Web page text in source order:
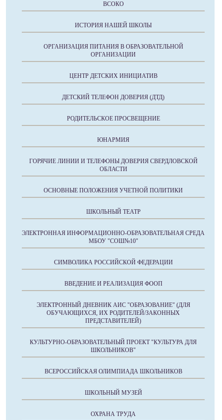
ВСОКО
ИСТОРИЯ НАШЕЙ ШКОЛЫ
ОРГАНИЗАЦИЯ ПИТАНИЯ В ОБРАЗОВАТЕЛЬНОЙ
ОРГАНИЗАЦИИ
ЦЕНТР ДЕТСКИХ ИНИЦИАТИВ
ДЕТСКИЙ ТЕЛЕФОН ДОВЕРИЯ (ДТД)
РОДИТЕЛЬСКОЕ ПРОСВЕЩЕНИЕ
ЮНАРМИЯ
ГОРЯЧИЕ ЛИНИИ И ТЕЛЕФОНЫ ДОВЕРИЯ СВЕРДЛОВСКОЙ
ОБЛАСТИ
ОСНОВНЫЕ ПОЛОЖЕНИЯ УЧЕТНОЙ ПОЛИТИКИ
ШКОЛЬНЫЙ ТЕАТР
ЭЛЕКТРОННАЯ ИНФОРМАЦИОННО-ОБРАЗОВАТЕЛЬНАЯ СРЕДА
МБОУ "СОШ№10"
СИМВОЛИКА РОССИЙСКОЙ ФЕДЕРАЦИИ
ВВЕДЕНИЕ И РЕАЛИЗАЦИЯ ФООП
ЭЛЕКТРОННЫЙ ДНЕВНИК АИС "ОБРАЗОВАНИЕ" (ДЛЯ
ОБУЧАЮЩИХСЯ, ИХ РОДИТЕЛЕЙ/ЗАКОННЫХ
ПРЕДСТАВИТЕЛЕЙ)
КУЛЬТУРНО-ОБРАЗОВАТЕЛЬНЫЙ ПРОЕКТ "КУЛЬТУРА ДЛЯ
ШКОЛЬНИКОВ"
ВСЕРОССИЙСКАЯ ОЛИМПИАДА ШКОЛЬНИКОВ
ШКОЛЬНЫЙ МУЗЕЙ
ОХРАНА ТРУДА